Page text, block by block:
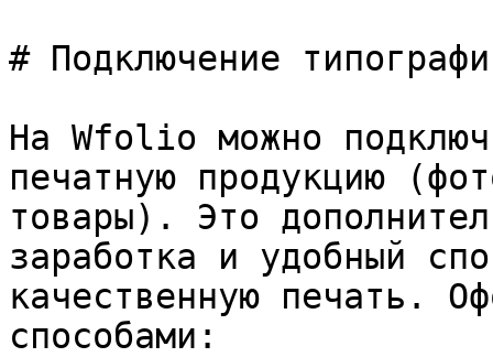
# Подключение
На Wfolio можно
печатную продукцию
товары). Это
заработка и удобный
качественную печать.
способами: